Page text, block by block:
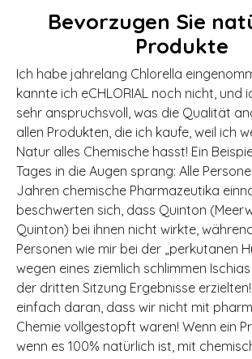
Bevorzugen Sie
Produkte
Ich habe jahrelang Chlorella
kannte ich eCHLORIAL noch nicht, und
sehr anspruchsvoll, was die Qualität
allen Produkten, die ich kaufe, weil ich
Natur alles Chemische hasst! Ein
Tages in die Augen sprang: Alle
Jahren chemische Pharmazeutika
beschwerten sich, dass Quinton
Quinton) bei ihnen nicht wirkte,
Personen wie mir bei der „perkutanen
wegen eines ziemlich schlimmen
der dritten Sitzung Ergebnisse
einfach daran, dass wir nicht mit
Chemie vollgestopft waren! Wenn ein
wenn es 100% natürlich ist, mit